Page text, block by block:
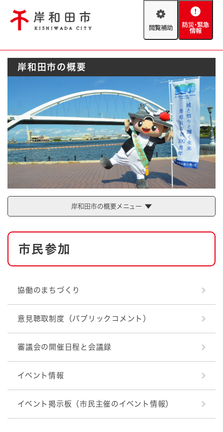
閲
助
防
緊
情
報
Foreign language
文字サイズ 標準 拡大
背景色変更 白 黒 青
とじる
防災・緊急情報
ハザードマップ AED設置箇所
とじる
岸和田市の概要
岸和田市の概要メニュー
本
市民参加
協働のまちづくり
意見聴取制度（パブリックコメント）
審議会の開催日程と会議録
イベント情報
イベント掲示板（市民主催のイベント情報）